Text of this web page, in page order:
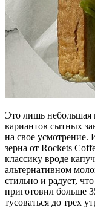
Это лишь небольшая
вариантов сытных
на свое усмотрение.
зерна от Rockets
классику вроде
альтернативном
стильно и радует,
приготовил больше
тусоваться до трех